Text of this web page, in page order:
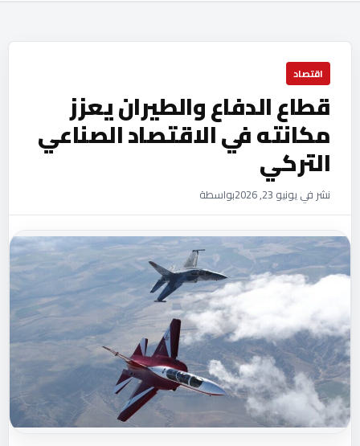
اقتصاد
قطاع الدفاع والطيران يعزز
مكانته في الاقتصاد الصناعي
التركي
نشر في يونيو 23, 2026 بواسطة